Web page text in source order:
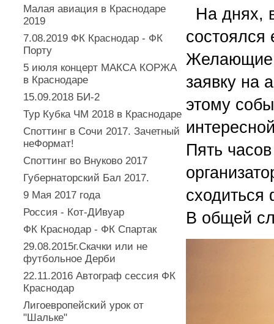
На днях,
состоялся
Желающие
заявку на
этому
Пять
В общей
Малая авиация в Краснодаре
2019
7.08.2019 ФК Краснодар - ФК
Порту
5 июля концерт МАКСА КОРЖА
в Краснодаре
15.09.2018 БИ-2
Тур Кубка ЧМ 2018 в Краснодаре
Споттинг в Сочи 2017. Зачетный
неФормат!
Споттинг во Внуково 2017
Губернаторский Бал 2017.
9 Мая 2017 года
Россия - Кот-ДИвуар
ФК Краснодар - ФК Спартак
29.08.2015г.Скачки или не
футбольное Дерби
22.11.2016 Автограф сессия ФК
Краснодар
Лигоевропейский урок от
"Шальке"